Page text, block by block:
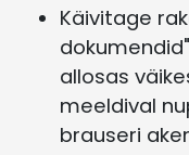
Käivitage
allosas
meeldival
brauseri